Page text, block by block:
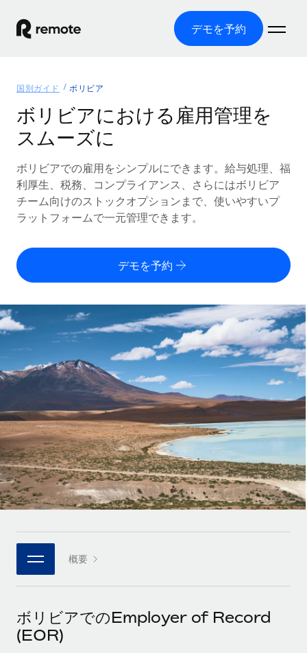
デモを予約
グローバル雇用
グローバル給与処理
コンプライアンス対応の給与処理を手軽に
Employer of Record（EOR）
グローバル展開をコストをかけずに実現
Contractor of Record
世界中の契約社員と法令を遵守して契約
世界中の契約社員をオンボーディングし、管理
PEO
複雑な雇用関連業務を外部委託
Remote統合
人事機能をワークフローにシームレスに統合する
プラットフォーム
チームのための人事の基本機能を内蔵
接続 新しい
当社のMCPを使用して、あらゆるAIツールをRemoteに接続
統合
基本的なビジネスツールを活用して業務プロセスを効率化す
サービス
ソリューション
各国の制度に対応
国別ガイド
/国別のグローバル雇用支援を検索する
Remoteを他社と比較
成長の段階
スタートアップ
成長中の企業向けのアジャイルなグローバルHR・給与処理ソ
ミッドマーケット
カスタマイズされた人事ソリューションでチームを拡大する
企業
大企業向けのグローバルHR
パートナーに登録
戦略的テクノロジーパートナー
グローバルな人事機能を柔軟に自社プラットフォームへ統合
当社とのパートナーシップの可能性を検討する
Remote Build
リソース
ツールと計算ツール
従業員コスト計算ツール
契約社員の報酬計算ツール
グローバルな契約社員向けに、通貨オプションと支払スピー
REMOTEで学習
リサーチおよびガイド
活用事例
HR用語集
チェックリストおよびテンプレート
職務内容ライブラリ
ウェビナー
イベント
ニュースルーム
給与・人材情報
価格
English
Nederlands
Français
Español
Italiano
Português (Portugal)
日本語
한국어
ログイン
国別ガイド ボリビア
ボリビアにおける雇用管理を
スムーズに
ボリビアでの雇用をシンプルにできます。給与処理、福
利厚生、税務、コンプライアンス、さらにはボリビア
チーム向けのストックオプションまで、使いやすいプ
ラットフォームで一元管理できます。
デモを予約
概要
ボリビアでのEmployer of Record
(EOR)